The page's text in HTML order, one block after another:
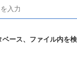
ベース、ファイル内を